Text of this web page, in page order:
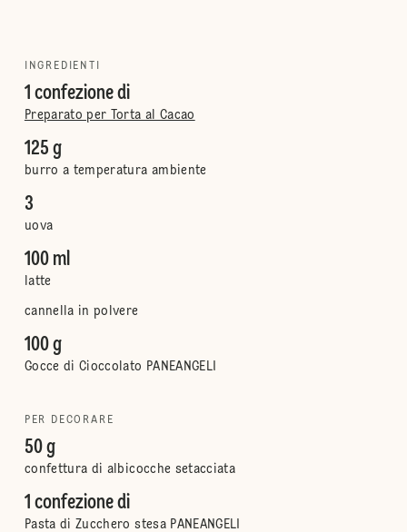
INGREDIENTI
1 confezione di
Preparato per Torta al Cacao
125 g
burro a temperatura ambiente
3
uova
100 ml
latte
cannella in polvere
100 g
Gocce di Cioccolato PANEANGELI
PER DECORARE
50 g
confettura di albicocche setacciata
1 confezione di
Pasta di Zucchero stesa PANEANGELI